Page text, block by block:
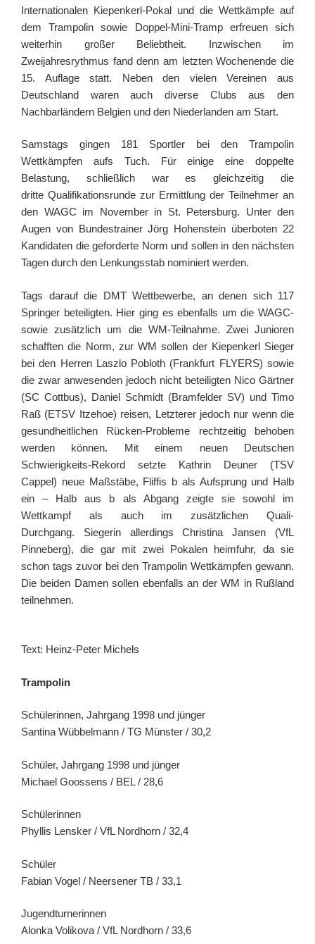
Internationalen Kiepenkerl-Pokal und die Wettkämpfe auf
dem Trampolin sowie Doppel-Mini-Tramp erfreuen sich
weiterhin großer Beliebtheit. Inzwischen im
Zweijahresrythmus fand denn am letzten Wochenende die
15. Auflage statt. Neben den vielen Vereinen aus
Deutschland waren auch diverse Clubs aus den
Nachbarländern Belgien und den Niederlanden am Start.
Samstags gingen 181 Sportler bei den Trampolin
Wettkämpfen aufs Tuch. Für einige eine doppelte
Belastung, schließlich war es gleichzeitig die
dritte Qualifikationsrunde zur Ermittlung der Teilnehmer an
den WAGC im November in St. Petersburg. Unter den
Augen von Bundestrainer Jörg Hohenstein überboten 22
Kandidaten die geforderte Norm und sollen in den nächsten
Tagen durch den Lenkungsstab nominiert werden.
Tags darauf die DMT Wettbewerbe, an denen sich 117
Springer beteiligten. Hier ging es ebenfalls um die WAGC-
sowie zusätzlich um die WM-Teilnahme. Zwei Junioren
schafften die Norm, zur WM sollen der Kiepenkerl Sieger
bei den Herren Laszlo Pobloth (Frankfurt FLYERS) sowie
die zwar anwesenden jedoch nicht beteiligten Nico Gärtner
(SC Cottbus), Daniel Schmidt (Bramfelder SV) und Timo
Raß (ETSV Itzehoe) reisen, Letzterer jedoch nur wenn die
gesundheitlichen Rücken-Probleme rechtzeitig behoben
werden können. Mit einem neuen Deutschen
Schwierigkeits-Rekord setzte Kathrin Deuner (TSV
Cappel) neue Maßstäbe, Fliffis b als Aufsprung und Halb
ein – Halb aus b als Abgang zeigte sie sowohl im
Wettkampf als auch im zusätzlichen Quali-
Durchgang. Siegerin allerdings Christina Jansen (VfL
Pinneberg), die gar mit zwei Pokalen heimfuhr, da sie
schon tags zuvor bei den Trampolin Wettkämpfen gewann.
Die beiden Damen sollen ebenfalls an der WM in Rußland
teilnehmen.
Text: Heinz-Peter Michels
Trampolin
Schülerinnen, Jahrgang 1998 und jünger
Santina Wübbelmann / TG Münster / 30,2
Schüler, Jahrgang 1998 und jünger
Michael Goossens / BEL / 28,6
Schülerinnen
Phyllis Lensker / VfL Nordhorn / 32,4
Schüler
Fabian Vogel / Neersener TB / 33,1
Jugendturnerinnen
Alonka Volikova / VfL Nordhorn / 33,6